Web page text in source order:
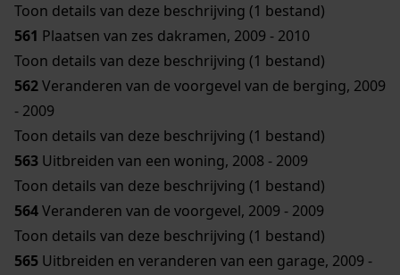
Toon details van deze beschrijving (1 bestand)
561 Plaatsen van zes dakramen, 2009 - 2010
Toon details van deze beschrijving (1 bestand)
562Veranderen van de voorgevel van de berging, 2009
- 2009
Toon details van deze beschrijving (1 bestand)
563 Uitbreiden van een woning, 2008 - 2009
Toon details van deze beschrijving (1 bestand)
564Veranderen van de voorgevel, 2009 - 2009
Toon details van deze beschrijving (1 bestand)
565 Uitbreiden en veranderen van een garage, 2009 -